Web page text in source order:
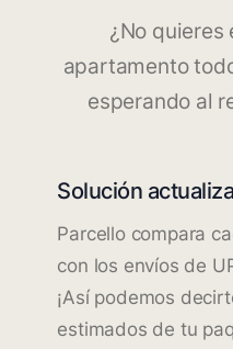
¿No quieres
apartamento
esperando al
Solución
Parcello compara
con los envíos de
¡Así podemos
estimados de tu